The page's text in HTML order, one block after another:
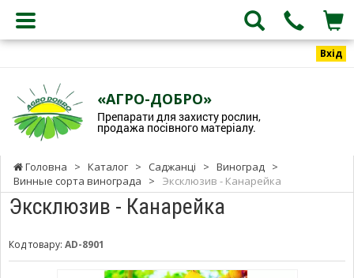
Вхід
«АГРО-ДОБРО»
Препарати для захисту рослин,
продажа посівного матеріалу.
Головна > Каталог > Саджанці > Виноград
>
Винные сорта винограда
> Эксклюзив - Канарейка
Эксклюзив - Канарейка
Код товару: AD-8901